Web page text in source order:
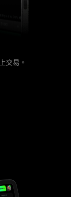
交易。